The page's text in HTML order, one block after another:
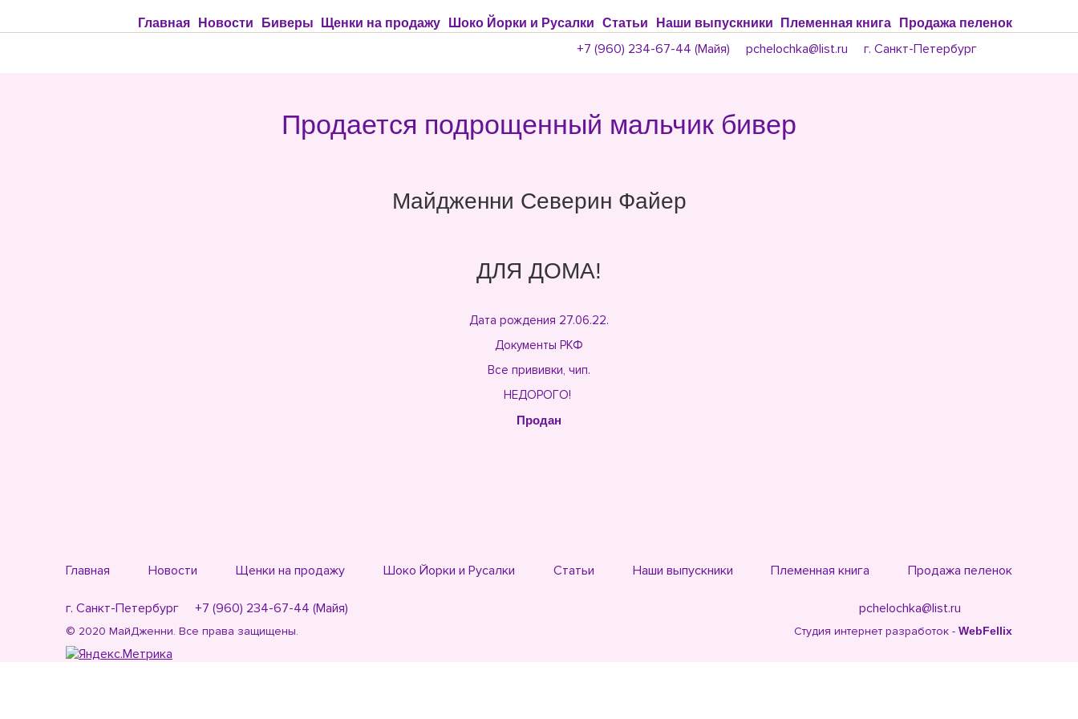
Главная Новости Биверы Щенки на продажу Шоко Йорки и Русалки Статьи Наши выпускники Племенная книга Продажа пеленок
+7 (960) 234-67-44 (Майя) pchelochka@list.ru г. Санкт-Петербург
Продается подрощенный мальчик бивер
Майдженни Северин Файер
ДЛЯ ДОМА!
Дата рождения 27.06.22.
Документы РКФ
Все прививки, чип.
НЕДОРОГО!
Продан
Главная Новости Щенки на продажу Шоко Йорки и Русалки Статьи Наши выпускники Племенная книга Продажа пеленок
г. Санкт-Петербург +7 (960) 234-67-44 (Майя) pchelochka@list.ru
© 2020 МайДженни. Все права защищены. Студия интернет разработок - WebFellix